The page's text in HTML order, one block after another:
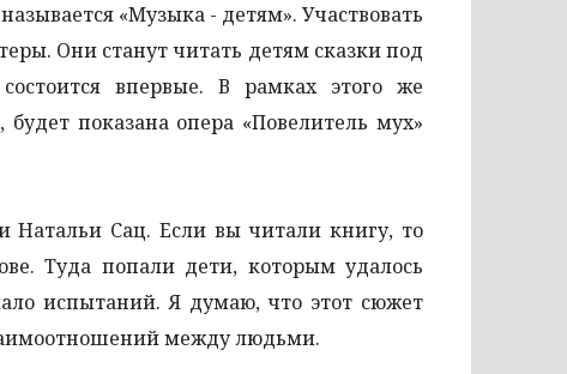
«Музыка - детям». Участвовать
Они станут читать детям сказки под
впервые. В рамках этого же
показана опера «Повелитель мух»
Натальи Сац. Если вы читали книгу, то
Туда попали дети, которым удалось
испытаний. Я думаю, что этот сюжет
между людьми.